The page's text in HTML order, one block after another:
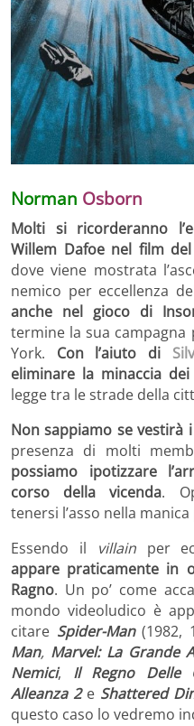
Norman Osborn
Molti si ricorderanno
Willem Dafoe nel film
dove viene mostrata
nemico per eccellenza
anche nel gioco di
termine la sua
York. Con l’aiuto di
eliminare la minaccia
legge tra le strade della
Non sappiamo se vestirà
presenza di molti
possiamo ipotizzare
corso della vicenda.
tenersi l’asso nella
Essendo il
villainper
appare praticamente in
Ragno. Un po’ come
mondo videoludico è
citare Spider-Man (1982,
Man, Marvel: La Grande
Nemici, Il Regno Delle
Alleanza 2e Shattered
questo caso lo vedremo